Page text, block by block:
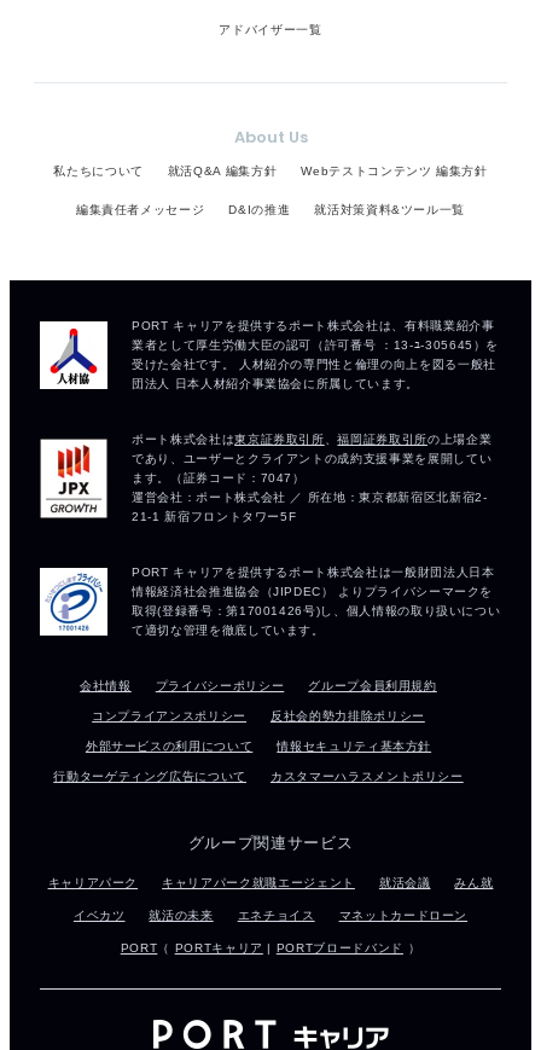
アドバイザー一覧
About Us
私たちについて 就活Q&A 編集方針 Webテストコンテンツ 編集方針
編集責任者メッセージ D&Iの推進 就活対策資料&ツール一覧
会社情報 プライバシーポリシー グループ会員利用規約
コンプライアンスポリシー 反社会的勢力排除ポリシー
外部サービスの利用について 情報セキュリティ基本方針
行動ターゲティング広告について カスタマーハラスメントポリシー